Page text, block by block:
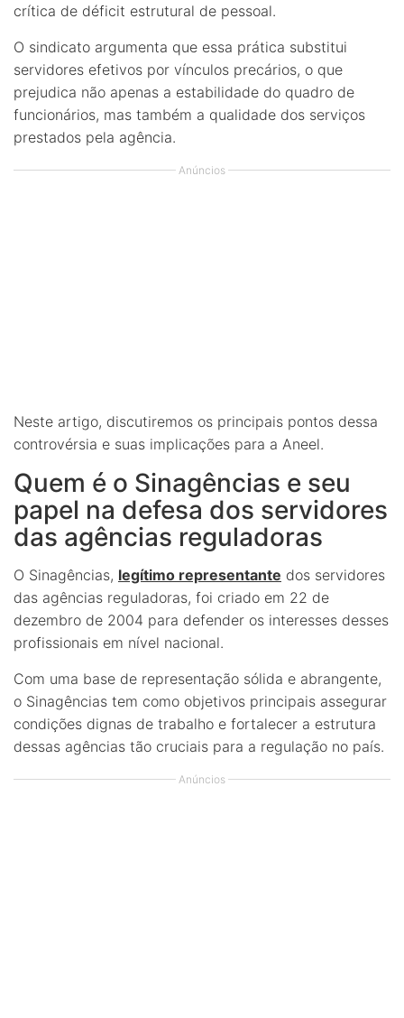
crítica de déficit estrutural de pessoal.
O sindicato argumenta que essa prática substitui
servidores efetivos por vínculos precários, o que
prejudica não apenas a estabilidade do quadro de
funcionários, mas também a qualidade dos serviços
prestados pela agência.
Anúncios
Neste artigo, discutiremos os principais pontos dessa
controvérsia e suas implicações para a Aneel.
Quem é o Sinagências e seu
papel na defesa dos servidores
das agências reguladoras
O Sinagências, legítimo representante dos servidores
das agências reguladoras, foi criado em 22 de
dezembro de 2004 para defender os interesses desses
profissionais em nível nacional.
Com uma base de representação sólida e abrangente,
o Sinagências tem como objetivos principais assegurar
condições dignas de trabalho e fortalecer a estrutura
dessas agências tão cruciais para a regulação no país.
Anúncios